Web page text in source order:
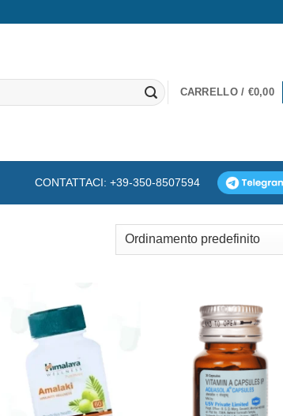
CARRELLO / €0,00
CONTATTACI: +39-350-8507594